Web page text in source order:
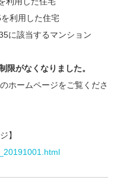
利用した住宅
に該当するマンション
限がなくなりました。
ホームページをご覧くださ
】